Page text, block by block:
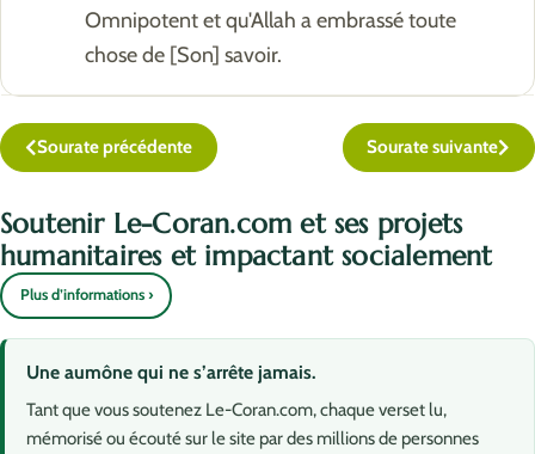
Omnipotent et qu'Allah a embrassé toute
chose de [Son] savoir.
Sourate précédente Sourate suivante
Soutenir Le-Coran.com et ses projets
humanitaires et impactant socialement
Plus d’informations ›
Une aumône qui ne s’arrête jamais.
Tant que vous soutenez Le-Coran.com, chaque verset lu,
mémorisé ou écouté sur le site par des millions de personnes